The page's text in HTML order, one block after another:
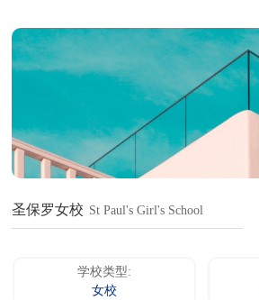
圣保罗女校 St Paul's Girl's School
学校类型:
女校